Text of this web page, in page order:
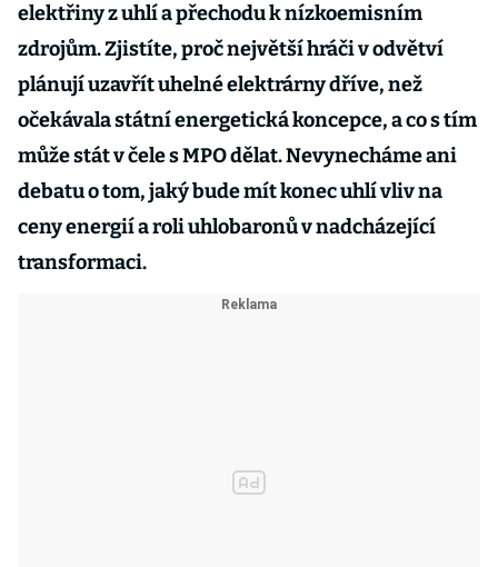
elektřiny z uhlí a přechodu k nízkoemisním
zdrojům. Zjistíte, proč největší hráči v odvětví
plánují uzavřít uhelné elektrárny dříve, než
očekávala státní energetická koncepce, a co s tím
může stát v čele s MPO dělat. Nevynecháme ani
debatu o tom, jaký bude mít konec uhlí vliv na
ceny energií a roli uhlobaronů v nadcházející
transformaci.